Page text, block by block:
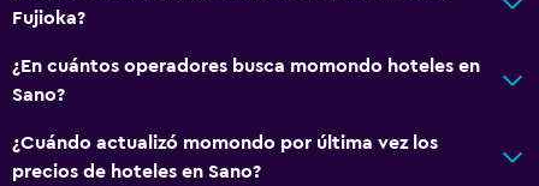
Fujioka?
¿En cuántos operadores busca momondo hoteles en
Sano?
¿Cuándo actualizó momondo por última vez los
precios de hoteles en Sano?